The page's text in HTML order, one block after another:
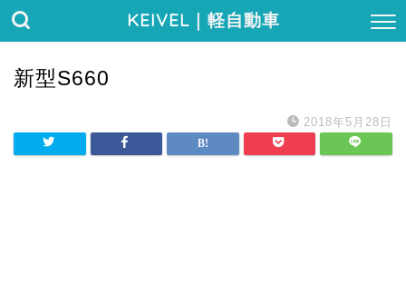
KEIVEL｜軽自動車
新型S660
2018年5月28日